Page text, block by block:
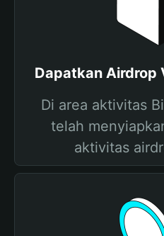
Dapatkan Airdrop
Di area aktivitas
telah
aktivitas